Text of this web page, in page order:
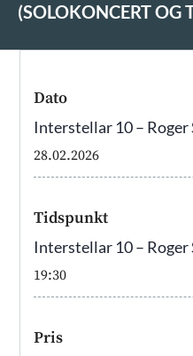
(SOLOKONCERT OG
Dato
Interstellar 10 – Roger
28.02.2026
Tidspunkt
Interstellar 10 – Roger
19:30
Pris